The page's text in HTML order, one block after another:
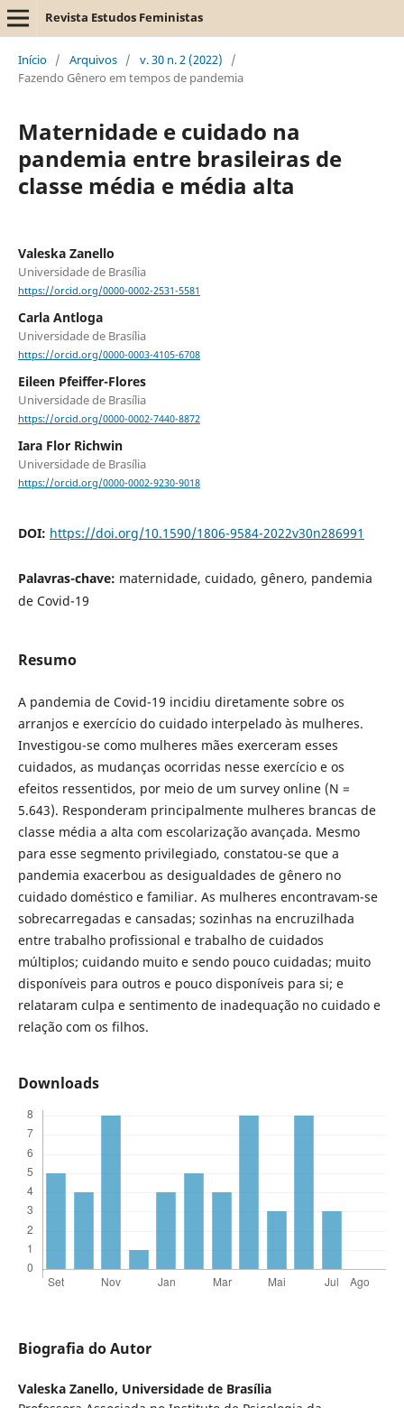
Revista Estudos Feministas
Início / Arquivos / v. 30 n. 2 (2022)
/
Fazendo Gênero em tempos de pandemia
Maternidade e cuidado na
pandemia entre brasileiras de
classe média e média alta
Valeska Zanello
Universidade de Brasília
https://orcid.org/0000-0002-2531-5581
Carla Antloga
Universidade de Brasília
https://orcid.org/0000-0003-4105-6708
Eileen Pfeiffer-Flores
Universidade de Brasília
https://orcid.org/0000-0002-7440-8872
Iara Flor Richwin
Universidade de Brasília
https://orcid.org/0000-0002-9230-9018
DOI: https://doi.org/10.1590/1806-9584-2022v30n286991
Palavras-chave: maternidade, cuidado, gênero, pandemia
de Covid-19
Resumo
A pandemia de Covid-19 incidiu diretamente sobre os
arranjos e exercício do cuidado interpelado às mulheres.
Investigou-se como mulheres mães exerceram esses
cuidados, as mudanças ocorridas nesse exercício e os
efeitos ressentidos, por meio de um survey online (N =
5.643). Responderam principalmente mulheres brancas de
classe média a alta com escolarização avançada. Mesmo
para esse segmento privilegiado, constatou-se que a
pandemia exacerbou as desigualdades de gênero no
cuidado doméstico e familiar. As mulheres encontravam-se
sobrecarregadas e cansadas; sozinhas na encruzilhada
entre trabalho profissional e trabalho de cuidados
múltiplos; cuidando muito e sendo pouco cuidadas; muito
disponíveis para outros e pouco disponíveis para si; e
relataram culpa e sentimento de inadequação no cuidado e
relação com os filhos.
Downloads
Biografia do Autor
Valeska Zanello, Universidade de Brasília